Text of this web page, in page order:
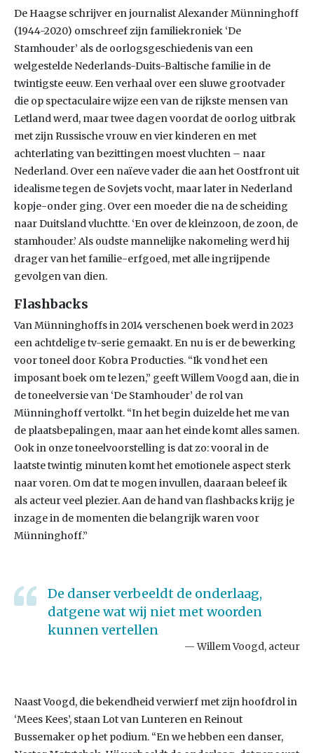
De Haagse schrijver en journalist Alexander Münninghoff
(1944-2020) omschreef zijn familiekroniek ‘De
Stamhouder’ als de oorlogsgeschiedenis van een
welgestelde Nederlands-Duits-Baltische familie in de
twintigste eeuw. Een verhaal over een sluwe grootvader
die op spectaculaire wijze een van de rijkste mensen van
Letland werd, maar twee dagen voordat de oorlog uitbrak
met zijn Russische vrouw en vier kinderen en met
achterlating van bezittingen moest vluchten – naar
Nederland. Over een naïeve vader die aan het Oostfront uit
idealisme tegen de Sovjets vocht, maar later in Nederland
kopje-onder ging. Over een moeder die na de scheiding
naar Duitsland vluchtte. ‘En over de kleinzoon, de zoon, de
stamhouder.’ Als oudste mannelijke nakomeling werd hij
drager van het familie-erfgoed, met alle ingrijpende
gevolgen van dien.
Flashbacks
Van Münninghoffs in 2014 verschenen boek werd in 2023
een achtdelige tv-serie gemaakt. En nu is er de bewerking
voor toneel door Kobra Producties. “Ik vond het een
imposant boek om te lezen,” geeft Willem Voogd aan, die in
de toneelversie van ‘De Stamhouder’ de rol van
Münninghoff vertolkt. “In het begin duizelde het me van
de plaatsbepalingen, maar aan het einde komt alles samen.
Ook in onze toneelvoorstelling is dat zo: vooral in de
laatste twintig minuten komt het emotionele aspect sterk
naar voren. Om dat te mogen invullen, daaraan beleef ik
als acteur veel plezier. Aan de hand van flashbacks krijg je
inzage in de momenten die belangrijk waren voor
Münninghoff.”
De danser verbeeldt de onderlaag,
datgene wat wij niet met woorden
kunnen vertellen
Willem Voogd, acteur
Naast Voogd, die bekendheid verwierf met zijn hoofdrol in
‘Mees Kees’, staan Lot van Lunteren en Reinout
Bussemaker op het podium. “En we hebben een danser,